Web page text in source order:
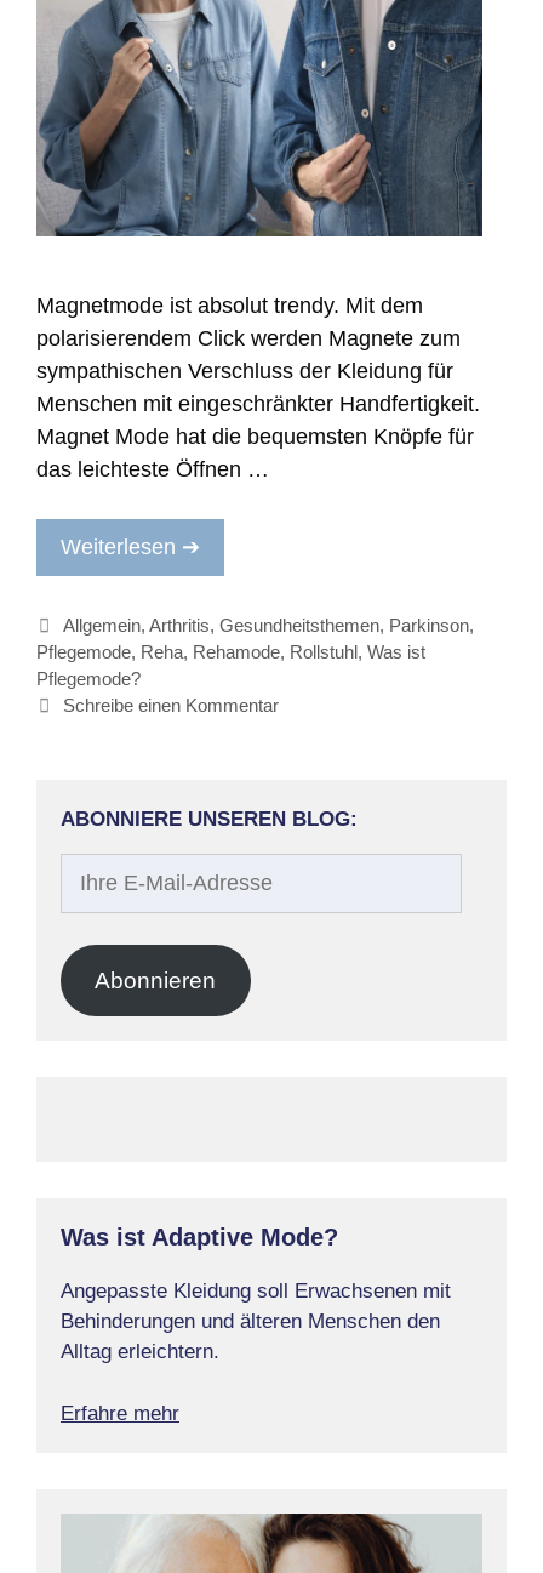
Magnetmode ist absolut trendy. Mit dem
polarisierendem Click werden Magnete zum
sympathischen Verschluss der Kleidung für
Menschen mit eingeschränkter Handfertigkeit.
Magnet Mode hat die bequemsten Knöpfe für
das leichteste Öffnen …
Weiterlesen ➔
Kategorien
Allgemein,Arthritis,Gesundheitsthemen, Parkinson,
Pflegemode, Reha, Rehamode, Rollstuhl, Was ist
Pflegemode?
Schreibe einen Kommentar
ABONNIERE UNSEREN BLOG:
Adresse
Abonnieren
Was ist Adaptive Mode?
Angepasste Kleidung soll Erwachsenen mit
Behinderungen und älteren Menschen den
Alltag erleichtern.
Erfahre mehr